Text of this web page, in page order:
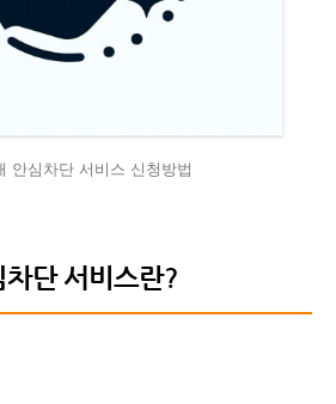
안심차단 서비스 신청방법
단 서비스란?